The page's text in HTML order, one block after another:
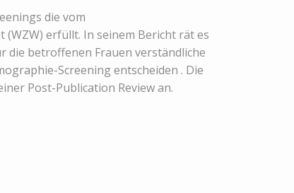
die vom
erfüllt. In seinem Bericht rät es
die betroffenen Frauen verständliche
Screening entscheiden . Die
Post-Publication Review an.